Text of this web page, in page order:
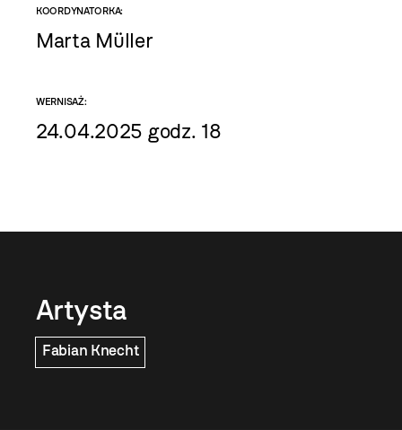
KOORDYNATORKA:
Marta Müller
WERNISAŻ:
24.04.2025 godz. 18
Artysta
Fabian Knecht